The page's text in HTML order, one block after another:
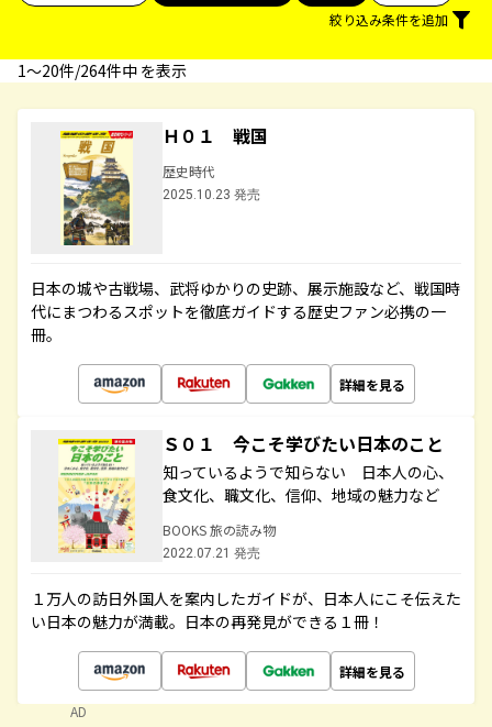
絞り込み条件を追加
1〜20件/264件中 を表示
Ｈ０１ 戦国
歴史時代
2025.10.23 発売
日本の城や古戦場、武将ゆかりの史跡、展示施設など、戦国時
代にまつわるスポットを徹底ガイドする歴史ファン必携の一
冊。
詳細を見る
Ｓ０１ 今こそ学びたい日本のこと
知っているようで知らない 日本人の心、
食文化、職文化、信仰、地域の魅力など
BOOKS 旅の読み物
2022.07.21 発売
１万人の訪日外国人を案内したガイドが、日本人にこそ伝えた
い日本の魅力が満載。日本の再発見ができる１冊！
詳細を見る
AD